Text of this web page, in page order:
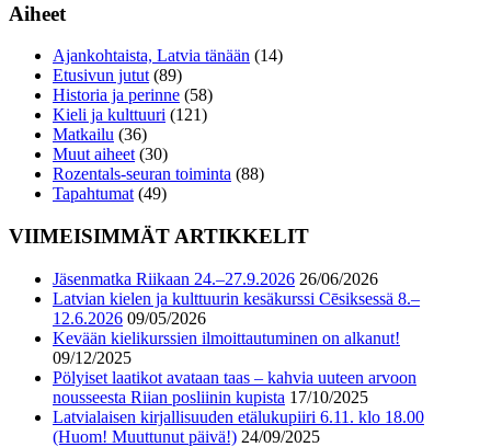
Aiheet
Ajankohtaista, Latvia tänään (14)
Etusivun jutut (89)
Historia ja perinne (58)
Kieli ja kulttuuri (121)
Matkailu (36)
Muut aiheet (30)
Rozentals-seuran toiminta (88)
Tapahtumat (49)
VIIMEISIMMÄT ARTIKKELIT
Jäsenmatka Riikaan 24.–27.9.2026 26/06/2026
Latvian kielen ja kulttuurin kesäkurssi Cēsiksessä 8.–
12.6.2026 09/05/2026
Kevään kielikurssien ilmoittautuminen on alkanut!
09/12/2025
Pölyiset laatikot avataan taas – kahvia uuteen arvoon
nousseesta Riian posliinin kupista 17/10/2025
Latvialaisen kirjallisuuden etälukupiiri 6.11. klo 18.00
(Huom! Muuttunut päivä!) 24/09/2025